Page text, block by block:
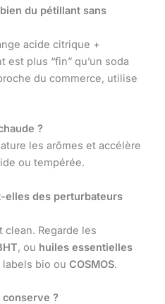
du pétillant sans
acide citrique +
plus “fin” qu’un soda
du commerce, utilise
?
les arômes et accélère
ou tempérée.
elles des perturbateurs
clean. Regarde les
, ou huiles essentielles
bio ou COSMOS.
?